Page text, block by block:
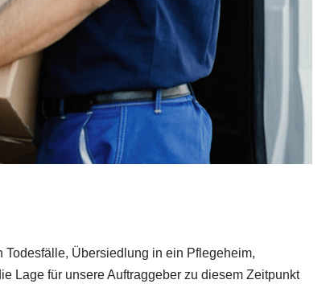
Übersiedlung in ein Pflegeheim,
Lage für unsere Auftraggeber zu diesem Zeitpunkt